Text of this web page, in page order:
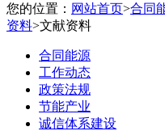
您的位置： 网站首页>合同
资料>文献资料
合同能源
工作动态
政策法规
节能产业
诚信体系建设